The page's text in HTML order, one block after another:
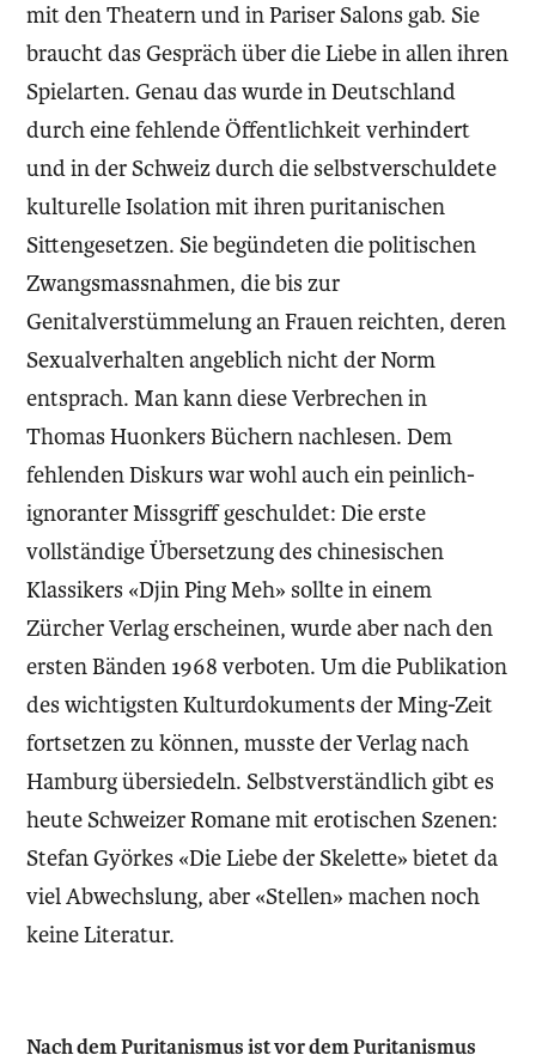
mit den Theatern und in Pariser Salons gab. Sie
braucht das Gespräch über die Liebe in allen ihren
Spielarten. Genau das wurde in Deutschland
durch eine fehlende Öffentlichkeit verhindert
und in der Schweiz durch die selbstverschuldete
kulturelle Isolation mit ihren puritanischen
Sittengesetzen. Sie begündeten die politischen
Zwangsmassnahmen, die bis zur
Genitalverstümmelung an Frauen reichten, deren
Sexualverhalten angeblich nicht der Norm
entsprach. Man kann diese Verbrechen in
Thomas Huonkers Büchern nachlesen. Dem
fehlenden Diskurs war wohl auch ein peinlich-
ignoranter Missgriff geschuldet: Die erste
vollständige Übersetzung des chinesischen
Klassikers «Djin Ping Meh» sollte in einem
Zürcher Verlag erscheinen, wurde aber nach den
ersten Bänden 1968 verboten. Um die Publikation
des wichtigsten Kulturdokuments der Ming-Zeit
fortsetzen zu können, musste der Verlag nach
Hamburg übersiedeln. Selbstverständlich gibt es
heute Schweizer Romane mit erotischen Szenen:
Stefan Györkes «Die Liebe der Skelette» bietet da
viel Abwechslung, aber «Stellen» machen noch
keine Literatur.
Nach dem Puritanismus ist vor dem Puritanismus